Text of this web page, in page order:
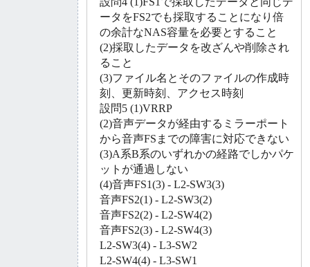
ータをFS2でも採取することになり倍
の余計なNAS容量を必要とすること
(2)採取したデータを改ざんや削除され
ること
(3)ファイル名とそのファイルの作成時
刻、更新時刻、アクセス時刻
設問5 (1)VRRP
(2)音声データが経由するミラーポート
から音声FSまでの障害に対応できない
(3)A系B系のいずれかの経路でしかパケ
ットが通過しない
(4)音声FS1(3) - L2-SW3(3)
音声FS2(1) - L2-SW3(2)
音声FS2(2) - L2-SW4(2)
音声FS2(3) - L2-SW4(3)
L2-SW3(4) - L3-SW2
L2-SW4(4) - L3-SW1